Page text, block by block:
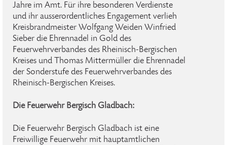
Jahre im Amt. Für ihre besonderen Verdienste
und ihr ausserordentliches Engagement verlieh
Kreisbrandmeister Wolfgang Weiden Winfried
Sieber die Ehrennadel in Gold des
Feuerwehrverbandes des Rheinisch-Bergischen
Kreises und Thomas Mittermüller die Ehrennadel
der Sonderstufe des Feuerwehrverbandes des
Rheinisch-Bergischen Kreises.
Die Feuerwehr Bergisch Gladbach:
Die Feuerwehr Bergisch Gladbach ist eine
Freiwillige Feuerwehr mit hauptamtlichen